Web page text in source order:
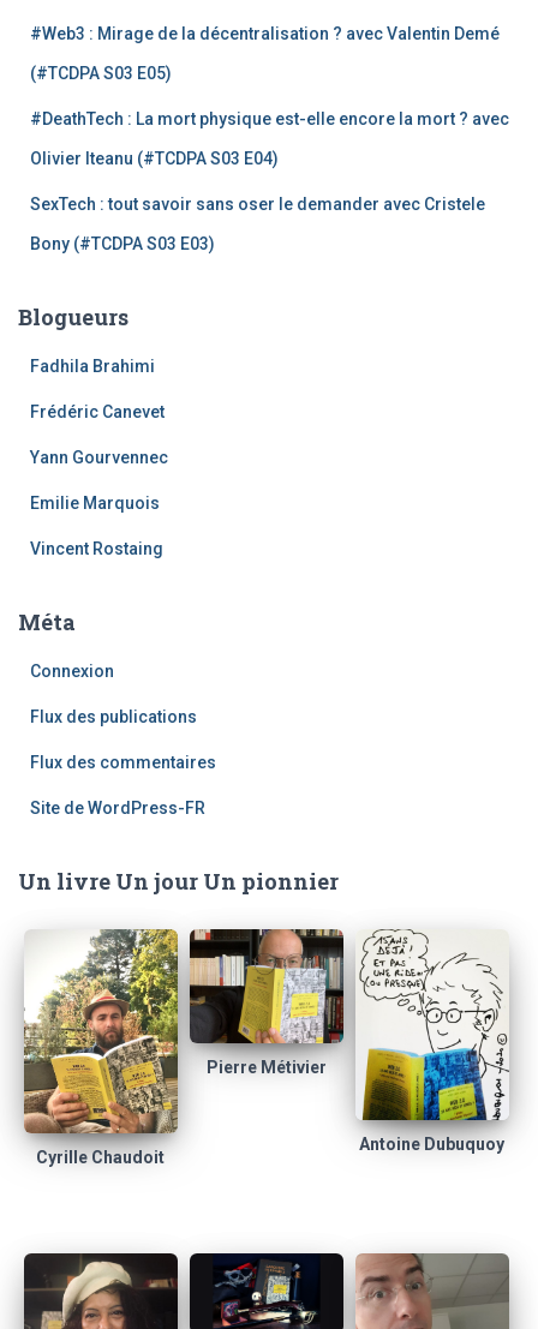
#Web3 : Mirage de la décentralisation ? avec Valentin Demé
(#TCDPA S03 E05)
#DeathTech : La mort physique est-elle encore la mort ? avec
Olivier Iteanu (#TCDPA S03 E04)
SexTech : tout savoir sans oser le demander avec Cristele
Bony (#TCDPA S03 E03)
Blogueurs
Fadhila Brahimi
Frédéric Canevet
Yann Gourvennec
Emilie Marquois
Vincent Rostaing
Méta
Connexion
Flux des publications
Flux des commentaires
Site de WordPress-FR
Un livre Un jour Un pionnier
Cyrille Chaudoit
Pierre Métivier
Antoine Dubuquoy